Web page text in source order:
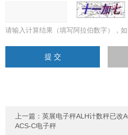
请输入计算结果（填写阿拉伯数字），
上一篇：英展电子秤ALH计数秤已改
ACS-C电子秤